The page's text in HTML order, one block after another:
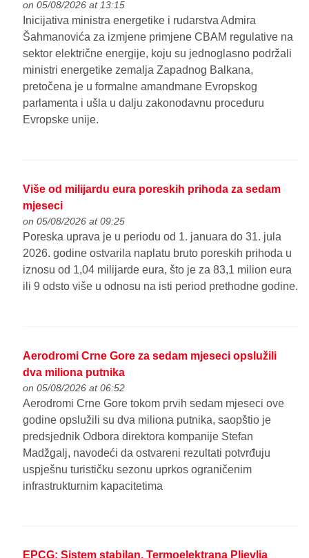
on 05/08/2026 at 13:15
Inicijativa ministra energetike i rudarstva Admira
Šahmanovića za izmjene primjene CBAM regulative na
sektor električne energije, koju su jednoglasno podržali
ministri energetike zemalja Zapadnog Balkana,
pretočena je u formalne amandmane Evropskog
parlamenta i ušla u dalju zakonodavnu proceduru
Evropske unije.
Više od milijardu eura poreskih prihoda za sedam
mjeseci
on 05/08/2026 at 09:25
Poreska uprava je u periodu od 1. januara do 31. jula
2026. godine ostvarila naplatu bruto poreskih prihoda u
iznosu od 1,04 milijarde eura, što je za 83,1 milion eura
ili 9 odsto više u odnosu na isti period prethodne godine.
Aerodromi Crne Gore za sedam mjeseci opslužili
dva miliona putnika
on 05/08/2026 at 06:52
Aerodromi Crne Gore tokom prvih sedam mjeseci ove
godine opslužili su dva miliona putnika, saopštio je
predsjednik Odbora direktora kompanije Stefan
Madžgalj, navodeći da ostvareni rezultati potvrđuju
uspješnu turističku sezonu uprkos ograničenim
infrastrukturnim kapacitetima
EPCG: Sistem stabilan, Termoelektrana Pljevlja